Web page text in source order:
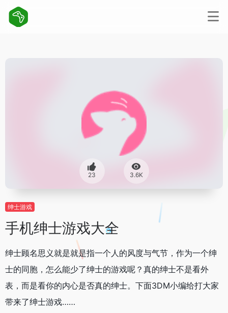
23 3.6K
绅士游戏
手机绅士游戏大全
绅士顾名思义就是就是指一个人的风度与气节，作为一个绅
士的同胞，怎么能少了绅士的游戏呢？真的绅士不是看外
表，而是看你的内心是否真的绅士。下面3DM小编给打大家
带来了绅士游戏……